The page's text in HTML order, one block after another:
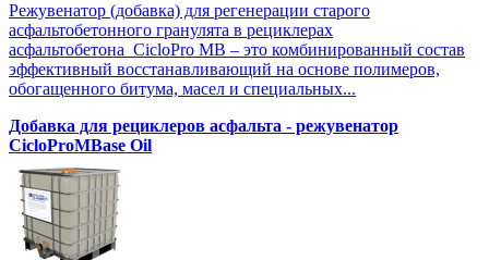
Режувенатор (добавка) для регенерации старого
асфальтобетонного гранулята в рециклерах
асфальтобетона CicloPro MB – это комбинированный состав
эффективный восстанавливающий на основе полимеров,
обогащенного битума, масел и специальных...
Добавка для рециклеров асфальта - режувенатор
CicloProMBase Oil